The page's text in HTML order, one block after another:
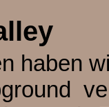
haben